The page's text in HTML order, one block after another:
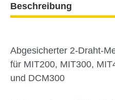
Beschreibung
Abgesicherter 2-Draht-
für MIT200, MIT300,
und DCM300